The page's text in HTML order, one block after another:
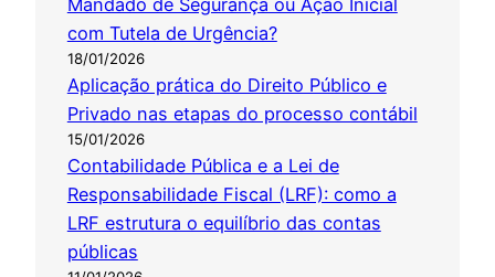
Mandado de Segurança ou Ação Inicial
com Tutela de Urgência?
18/01/2026
Aplicação prática do Direito Público e
Privado nas etapas do processo contábil
15/01/2026
Contabilidade Pública e a Lei de
Responsabilidade Fiscal (LRF): como a
LRF estrutura o equilíbrio das contas
públicas